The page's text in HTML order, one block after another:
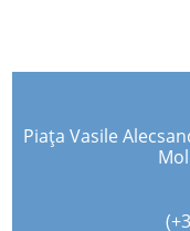
Piața Vasile